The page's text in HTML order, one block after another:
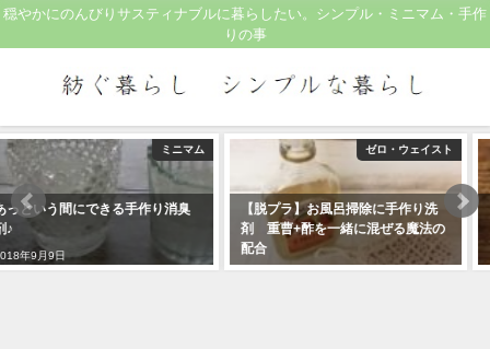
穏やかにのんびりサスティナブルに暮らしたい。シンプル・ミニマム・手作
りの事
ゼロ・ウェイスト
【脱プラ】お風呂掃除に手作り洗
剤 重曹+酢を一緒に混ぜる魔法の
配合
ゼロ・ウェイスト
【プラスチックフリー】オーガニ
ックコットンのガラ紡糸で編むエ
コたわし